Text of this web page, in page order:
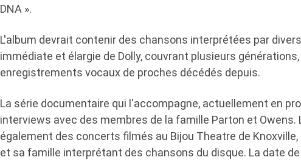
DNA ».
L'album devrait contenir des chansons interprétées par
immédiate et élargie de Dolly, couvrant plusieurs
enregistrements vocaux de proches décédés depuis.
La série documentaire qui l'accompagne, actuellement en
interviews avec des membres de la famille Parton et
également des concerts filmés au Bijou Theatre de
et sa famille interprétant des chansons du disque. La date